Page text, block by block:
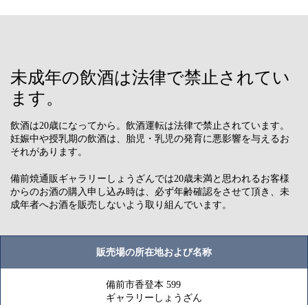
未成年の飲酒は法律で禁止されてい
ます。
飲酒は20歳になってから。飲酒運転は法律で禁止されています。
妊娠中や授乳期の飲酒は、胎児・乳児の発育に悪影響を与えるお
それがあります。
備前焼通販ギャラリーしょうざんでは20歳未満と思われるお客様
からのお酒の購入申し込み時は、必ず年齢確認をさせて頂き、未
成年者へお酒を販売しないよう取り組んでいます。
販売場の所在地および名称
備前市香登本 599
ギャラリーしょうざん